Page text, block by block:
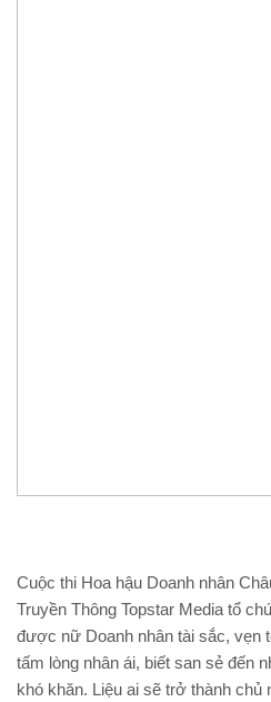
Cuộc thi Hoa hậu Doanh nhân
Truyền Thông Topstar Media tổ
được nữ Doanh nhân tài sắc, vẹn
tấm lòng nhân ái, biết san sẻ đến
khó khăn. Liệu ai sẽ trở thành chủ